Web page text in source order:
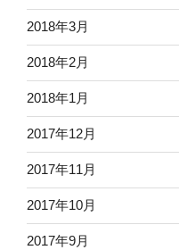
2018年3月
2018年2月
2018年1月
2017年12月
2017年11月
2017年10月
2017年9月